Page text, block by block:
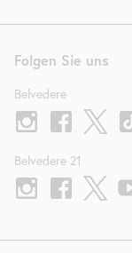
Folgen Sie uns
Belvedere
Belvedere 21